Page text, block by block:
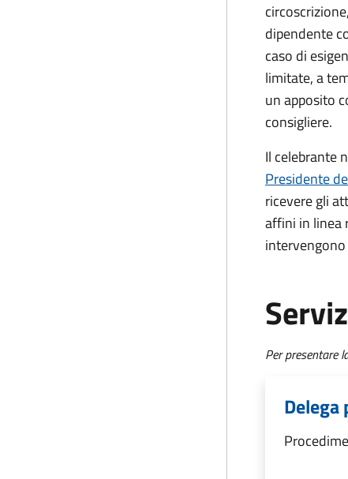
dipendente
caso di
limitate, a
un apposito
consigliere.
Il celebrante
Presidente
ricevere gli
affini in linea
Per presentare